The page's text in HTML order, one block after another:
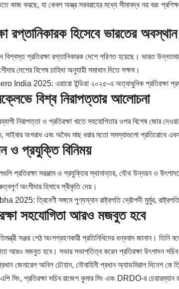
কাজ করছে, যা কেবল অস্ত্র সরবরাহের মধ্যে সীমাবদ্ধ নয় বরং
রপ্তানিকারক হিসেবে ভারতের অবস্থান
বিশ্বস্ত প্রতিরক্ষা রপ্তানিকারক দেশে পরিণত হয়েছে। ভারত
দেশের বিশেষ চাহিদা অনুযায়ী সমাধান দিতে সক্ষম।
India 2025: এয়ারো ইন্ডিয়া ২০২৫-এ অত্যাধুনিক প্রতিরক্ষা
বিশ্ব নিরাপত্তার আলোচনা
নিরাপত্তা ও প্রতিরক্ষা খাতে সহযোগিতার ওপর বিশেষ জোর দেওয়া
সাইবার অপরাধ এবং অবৈধ মাছ ধরার মতো সমস্যাগুলো প্রতিরোধে
ও প্রযুক্তি বিনিময়
প্রতিরক্ষা সরঞ্জাম ও প্রযুক্তির স্থানান্তর, যৌথ উন্নয়ন ও
অংশীদার হিসাবে স্বীকৃতি দেয়।
ত্রিবেণী সঙ্গমে পুণ্যস্নান রাষ্ট্রপতি দ্রৌপদী মুর্মুর,
সহযোগিতা আরও মজবুত হবে
সঞ্জয় শেঠ অংশগ্রহণকারী প্রতিনিধিদের ধন্যবাদ জানান। তিনি
আরও মজবুত হবে। সভার সভাপতিত্ব করেন প্রতিরক্ষা উৎপাদন সচিব
জেনারেল অনিল চৌহান, নৌবাহিনী প্রধান অ্যাডমিরাল দিনেশ কে
এপি সিং, প্রতিরক্ষা সচিব রাজেশ কুমার সিং এবং DRDO-র